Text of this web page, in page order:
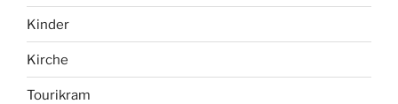
Kinder
Kirche
Tourikram